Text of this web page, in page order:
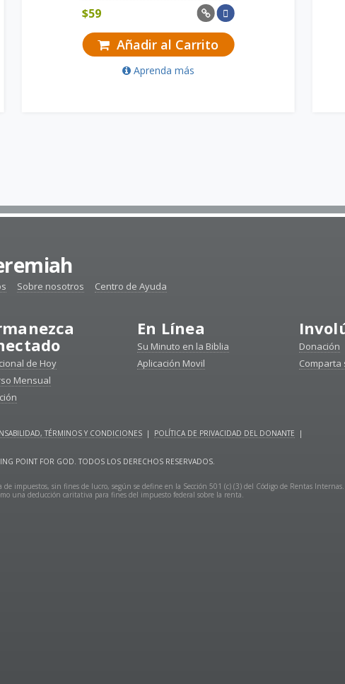
$59
Añadir al Carrito
Aprenda más
Sobre nosotros Centro de Ayuda
de Hoy
Mensual
En Línea
Su Minuto en la Biblia
Aplicación Movil
Donación
Comparta
TÉRMINOS Y CONDICIONES | POLÍTICA DE PRIVACIDAD DEL DONANTE |
POINT FOR GOD. TODOS LOS DERECHOS RESERVADOS.
impuestos, sin fines de lucro, según se define en la Sección 501 (c) (3) del Código de Rentas
una deducción caritativa para fines del impuesto federal sobre la renta.